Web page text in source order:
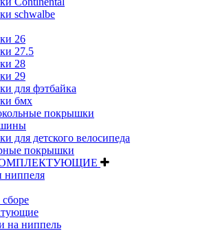
schwalbe
26
27.5
28
29
для фэтбайка
бмх
покрышки
для детского велосипеда
покрышки
на ниппель